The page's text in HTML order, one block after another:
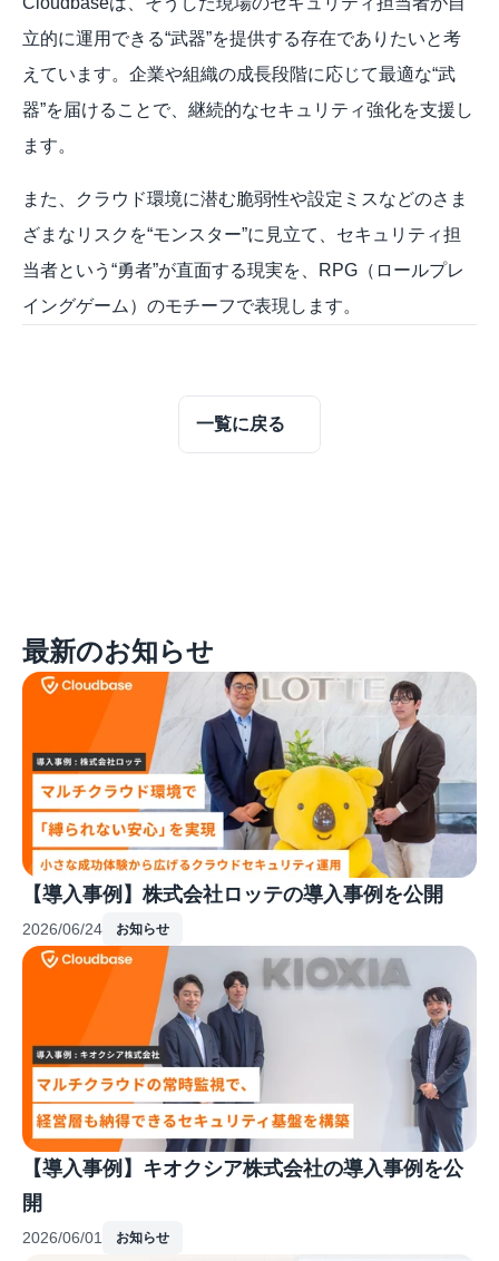
立的に運用できる“武器”を提供する存在でありたいと考
えています。企業や組織の成長段階に応じて最適な“武
器”を届けることで、継続的なセキュリティ強化を支援し
ます。
また、クラウド環境に潜む脆弱性や設定ミスなどのさま
ざまなリスクを“モンスター”に見立て、セキュリティ担
当者という“勇者”が直面する現実を、RPG（ロールプレ
イングゲーム）のモチーフで表現します。
一覧に戻る
最新のお知らせ
【導入事例】株式会社ロッテの導入事例を公開
2026/06/24 お知らせ
【導入事例】キオクシア株式会社の導入事例を公
開
2026/06/01 お知らせ